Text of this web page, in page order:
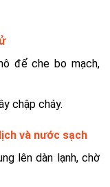
để che bo mạch,
chập cháy.
và nước sạch
lên dàn lạnh, chờ